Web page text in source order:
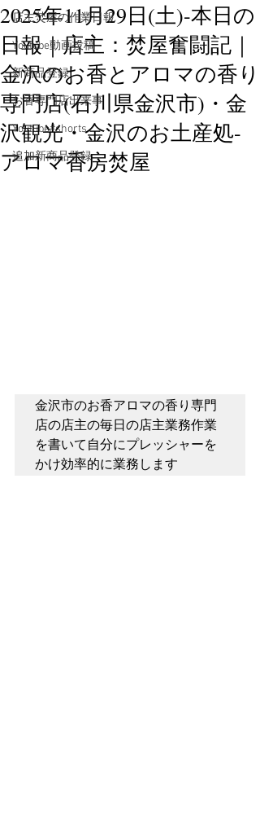
店主焚屋の作業日報
Youtube動画投稿
新商品登録
お香専門店出来事
Youtube#shorts
追加新商品登録
2025年11月29日(土)-本日の
日報｜店主：焚屋奮闘記｜
金沢のお香とアロマの香り
専門店(石川県金沢市)・金
沢観光・金沢のお土産処-
アロマ香房焚屋
金沢市のお香アロマの香り専門
店の店主の毎日の店主業務作業
を書いて自分にプレッシャーを
かけ効率的に業務します